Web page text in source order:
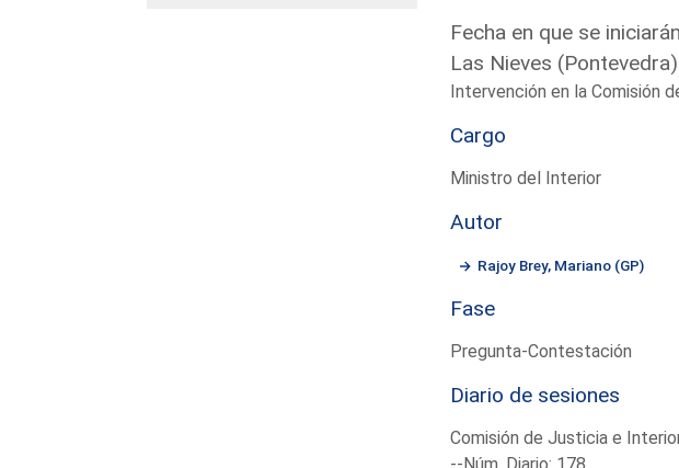
Fecha en que se
Las Nieves
Intervención en la Comisión
Cargo
Ministro del Interior
Autor
Rajoy Brey, Mariano (GP)
Fase
Pregunta-Contestación
Diario de sesiones
Comisión de Justicia e
--Núm. Diario: 178